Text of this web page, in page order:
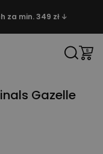
za min. 349 zł ↓
Gazelle